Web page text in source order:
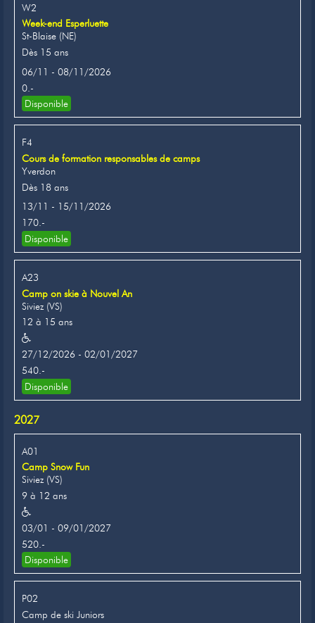
W2
Week-end Esperluette
St-Blaise (NE)
Dès 15 ans
06/11 - 08/11/2026
0.-
Disponible
F4
Cours de formation responsables de camps
Yverdon
Dès 18 ans
13/11 - 15/11/2026
170.-
Disponible
A23
Camp on skie à Nouvel An
Siviez (VS)
12 à 15 ans
27/12/2026 - 02/01/2027
540.-
Disponible
2027
A01
Camp Snow Fun
Siviez (VS)
9 à 12 ans
03/01 - 09/01/2027
520.-
Disponible
P02
Camp de ski Juniors